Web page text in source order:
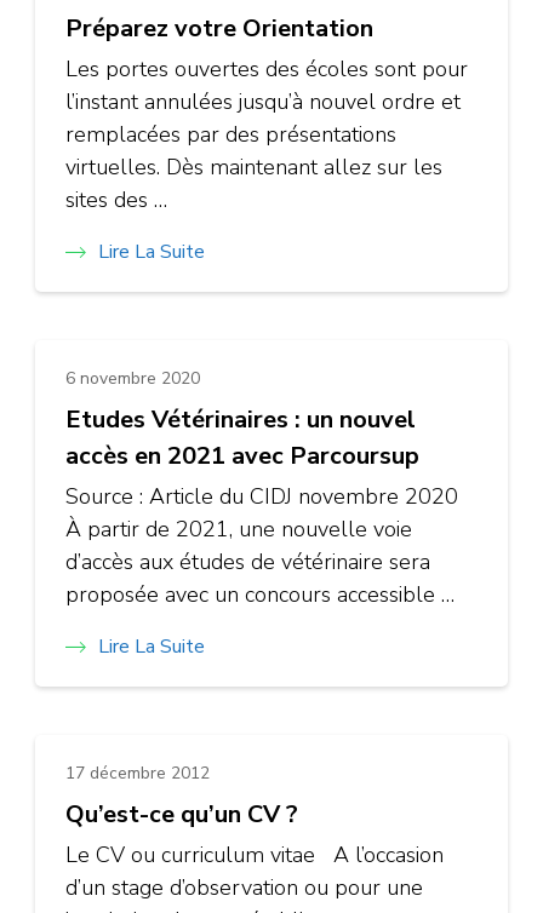
Préparez votre Orientation
Les portes ouvertes des écoles sont pour
l’instant annulées jusqu’à nouvel ordre et
remplacées par des présentations
virtuelles. Dès maintenant allez sur les
sites des …
Lire La Suite
6 novembre 2020
Etudes Vétérinaires : un nouvel
accès en 2021 avec Parcoursup
Source : Article du CIDJ novembre 2020
À partir de 2021, une nouvelle voie
d’accès aux études de vétérinaire sera
proposée avec un concours accessible …
Lire La Suite
17 décembre 2012
Qu’est-ce qu’un CV ?
Le CV ou curriculum vitae A l’occasion
d’un stage d’observation ou pour une